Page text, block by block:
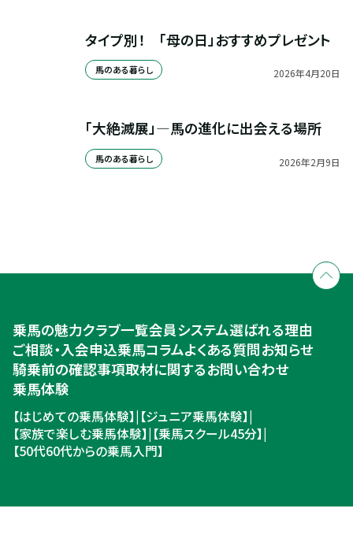
タイプ別！　「母の日」おすすめプレゼント
馬のある暮らし 2026年4月20日
「大絶滅展」—馬の進化に出会える場所
馬のある暮らし 2026年2月9日
入会のご相談・申込
ご相談・入会申込
乗馬の魅力クラブ一覧会員システム選ばれる理由
ご相談・入会申込乗馬コラムよくある質問お知らせ
騎乗前の確認事項取材に関するお問い合わせ
乗馬体験
【はじめての乗馬体験】| 【ジュニア乗馬体験】|
【家族で楽しむ乗馬体験】| 【乗馬スクール45分】|
【50代60代からの乗馬入門】